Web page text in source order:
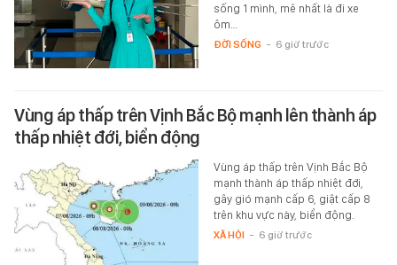
sống 1 mình, mê nhất là đi xe
ôm…
ĐỜI SỐNG - 6 giờ trước
Vùng áp thấp trên Vịnh Bắc Bộ mạnh lên thành áp
thấp nhiệt đới, biển động
Vùng áp thấp trên Vịnh Bắc Bộ
mạnh thành áp thấp nhiệt đới,
gây gió mạnh cấp 6, giật cấp 8
trên khu vực này, biển động.
XÃ HỘI - 6 giờ trước